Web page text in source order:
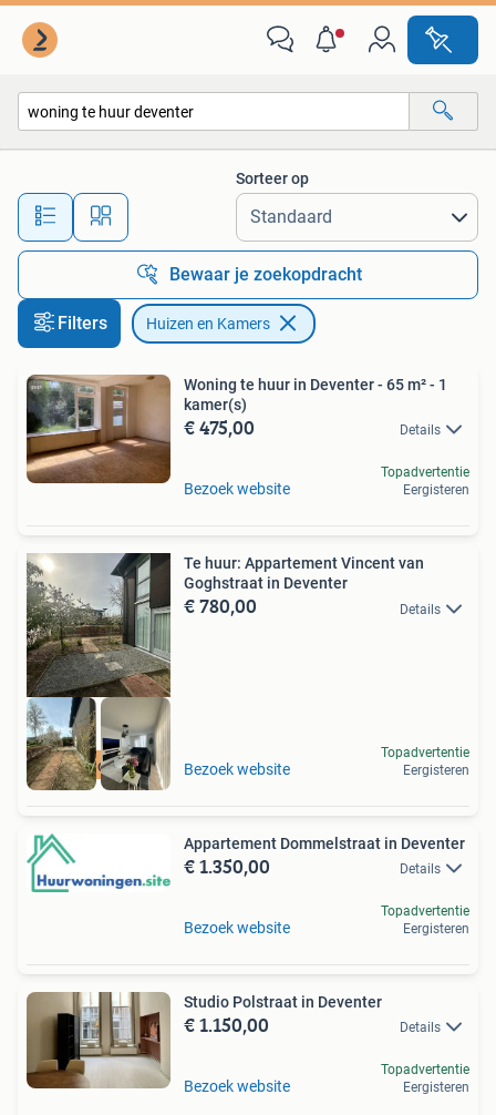
Alle afstanden…
Sorteer op
Bewaar je zoekopdracht
Filters Huizen en Kamers
Woning te huur in Deventer - 65 m² - 1
kamer(s)
€ 475,00 Details
Bezoek website
Topadvertentie
Eergisteren
Meer op onze site
Te huur: Appartement Vincent van
Goghstraat in Deventer
€ 780,00 Details
Bezoek website
Topadvertentie
Eergisteren
Appartement Dommelstraat in Deventer
€ 1.350,00 Details
Bezoek website
Topadvertentie
Eergisteren
Studio Polstraat in Deventer
€ 1.150,00 Details
Bezoek website
Topadvertentie
Eergisteren